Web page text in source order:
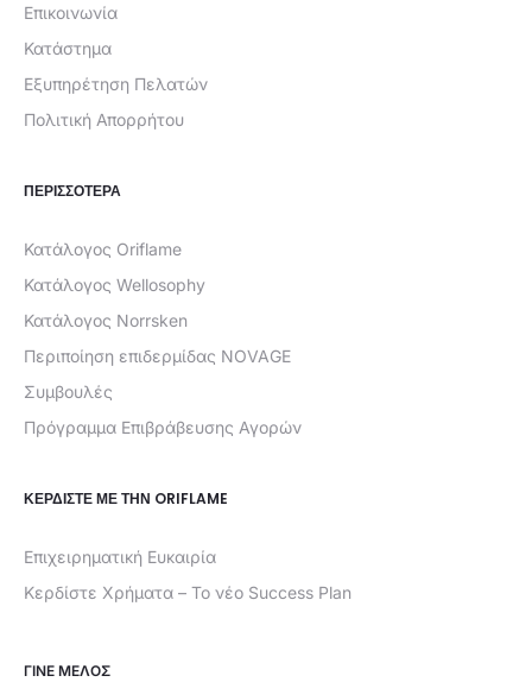
Επικοινωνία
Κατάστημα
Εξυπηρέτηση Πελατών
Πολιτική Απορρήτου
ΠΕΡΙΣΣΟΤΕΡΑ
Κατάλογος Oriflame
Κατάλογος Wellosophy
Κατάλογος Norrsken
Περιποίηση επιδερμίδας NOVAGE
Συμβουλές
Πρόγραμμα Επιβράβευσης Αγορών
ΚΕΡΔΊΣΤΕ ΜΕ ΤΗΝ ORIFLAME
Επιχειρηματική Ευκαιρία
Κερδίστε Χρήματα – Το νέο Success Plan
ΓΙΝΕ ΜΕΛΟΣ